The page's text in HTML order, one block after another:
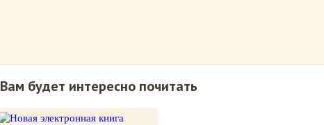
Вам будет интересно почитать